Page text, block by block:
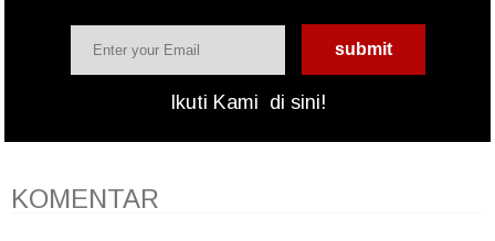
Ikuti Kami di sini!
KOMENTAR